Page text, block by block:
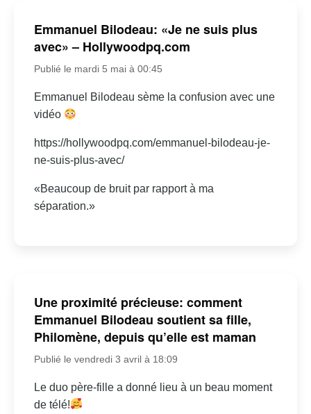
Emmanuel Bilodeau: «Je ne suis plus
avec» – Hollywoodpq.com
Publié le mardi 5 mai à 00:45
Emmanuel Bilodeau sème la confusion avec une
vidéo
https://hollywoodpq.com/emmanuel-bilodeau-je-
ne-suis-plus-avec/
«Beaucoup de bruit par rapport à ma
séparation.»
Une proximité précieuse: comment
Emmanuel Bilodeau soutient sa fille,
Philomène, depuis qu’elle est maman
Publié le vendredi 3 avril à 18:09
Le duo père-fille a donné lieu à un beau moment
de télé!